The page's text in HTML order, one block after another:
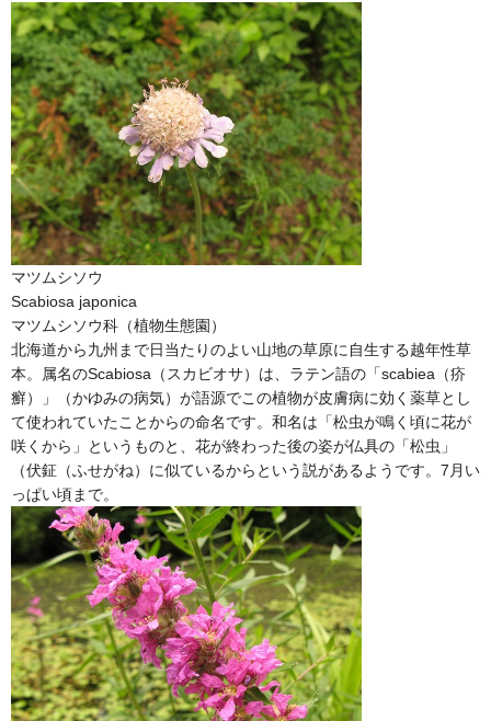
マツムシソウ
Scabiosa japonica
マツムシソウ科（植物生態園）
北海道から九州まで日当たりのよい山地の草原に自生する越年性草
本。属名のScabiosa（スカビオサ）は、ラテン語の「scabiea（疥
癬）」（かゆみの病気）が語源でこの植物が皮膚病に効く薬草とし
て使われていたことからの命名です。和名は「松虫が鳴く頃に花が
咲くから」というものと、花が終わった後の姿が仏具の「松虫」
（伏鉦（ふせがね）に似ているからという説があるようです。7月い
っぱい頃まで。